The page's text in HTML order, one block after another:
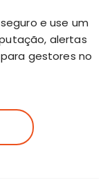
e use um
alertas
gestores no